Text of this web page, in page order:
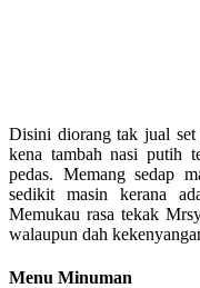
Disini diorang tak jual
kena tambah nasi putih
pedas. Memang sedap
sedikit masin kerana
Memukau rasa tekak
walaupun dah
Menu Minuman